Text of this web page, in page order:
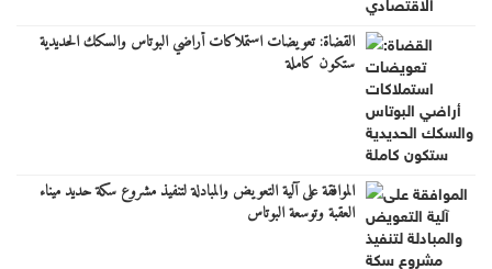
القضاة: تعويضات استملاكات أراضي البوتاس والسكك الحديدية
ستكون كاملة
الموافقة على آلية التعويض والمبادلة لتنفيذ مشروع سكة حديد ميناء
العقبة وتوسعة البوتاس